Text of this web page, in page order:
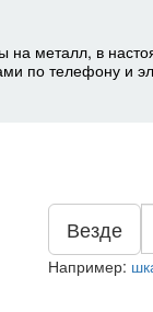
металл, в
по телефону и
Везде
Например: